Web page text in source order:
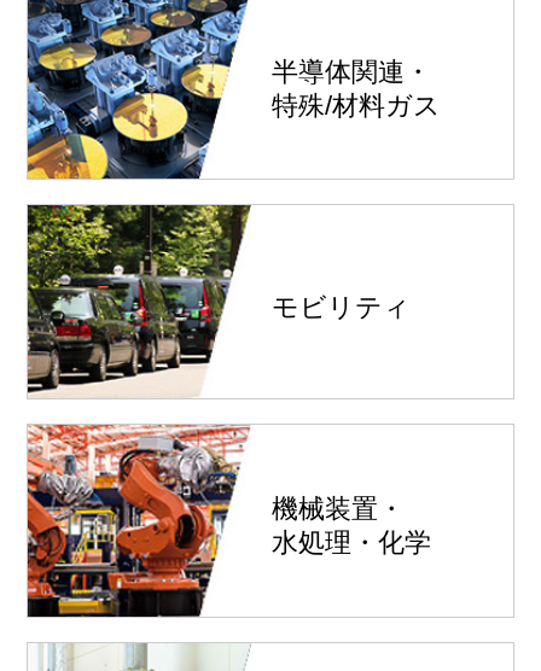
半導体関連・
特殊/材料ガス
モビリティ
機械装置・
水処理・化学